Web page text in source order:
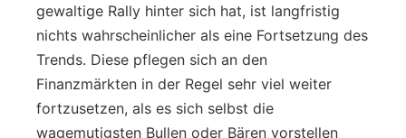
gewaltige Rally hinter sich hat, ist langfristig
nichts wahrscheinlicher als eine Fortsetzung des
Trends. Diese pflegen sich an den
Finanzmärkten in der Regel sehr viel weiter
fortzusetzen, als es sich selbst die
wagemutigsten Bullen oder Bären vorstellen